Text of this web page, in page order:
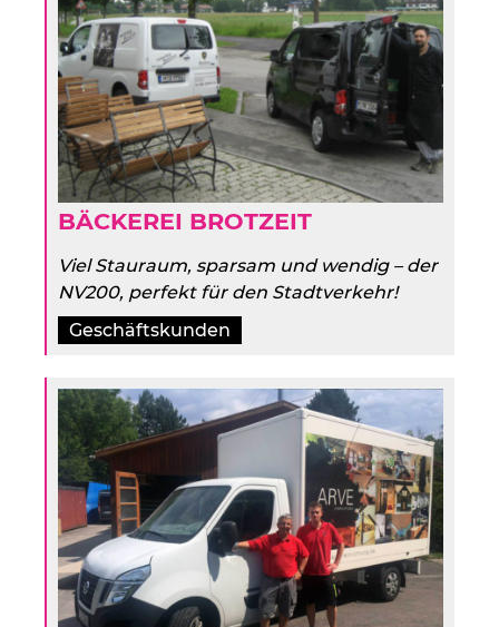
BÄCKEREI BROTZEIT
Viel Stauraum, sparsam und wendig – der
NV200, perfekt für den Stadtverkehr!
Geschäftskunden